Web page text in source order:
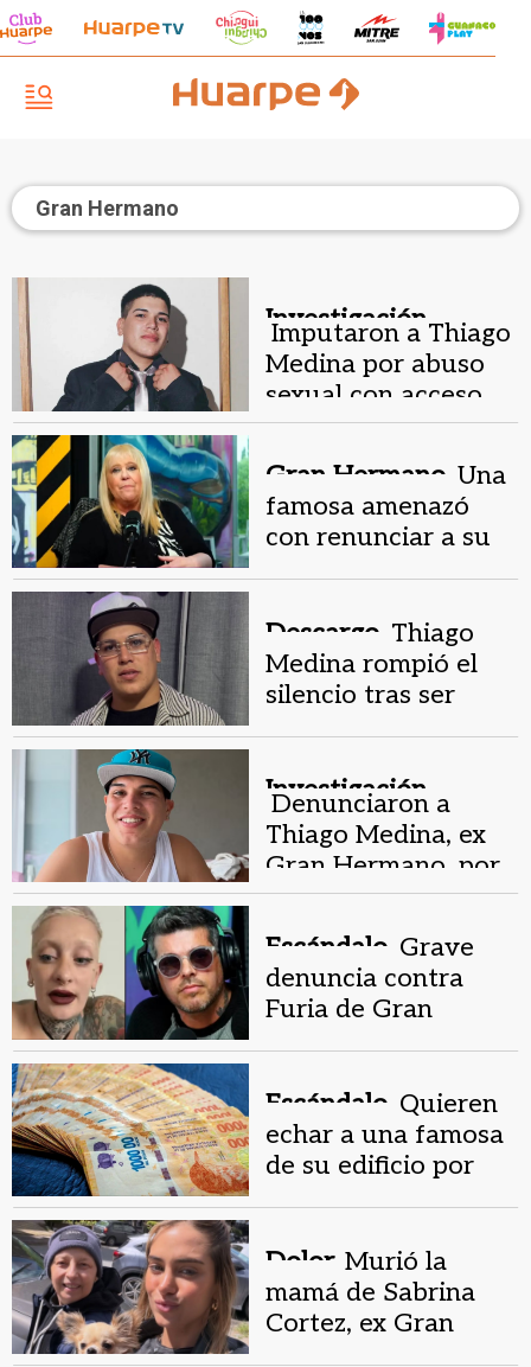
Gran Hermano
Investigación.
Imputaron a Thiago
Medina por abuso
sexual con acceso
carnal de su prima
Gran Hermano. Una
famosa amenazó
con renunciar a su
Descargo. Thiago
Medina rompió el
silencio tras ser
Investigación.
Denunciaron a
Thiago Medina, ex
Gran Hermano, por
presunto abuso
Escándalo. Grave
denuncia contra
Furia de Gran
Escándalo. Quieren
echar a una famosa
de su edificio por
Dolor. Murió la
mamá de Sabrina
Cortez, ex Gran